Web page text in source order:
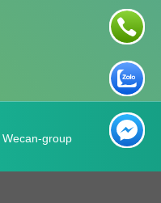
Wecan-group